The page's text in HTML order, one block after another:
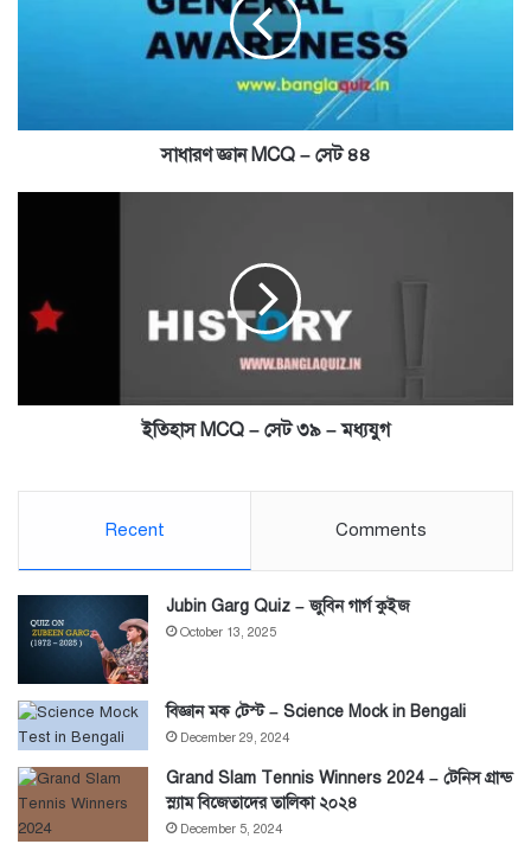
সাধারণ জ্ঞান MCQ – সেট ৪৪
ইতিহাস MCQ – সেট ৩৯ – মধ্যযুগ
Recent Comments
Jubin Garg Quiz – জুবিন গার্গ কুইজ
October 13, 2025
বিজ্ঞান মক টেস্ট – Science Mock in Bengali
December 29, 2024
Grand Slam Tennis Winners 2024 – টেনিস গ্রান্ড
স্ল্যাম বিজেতাদের তালিকা ২০২৪
December 5, 2024